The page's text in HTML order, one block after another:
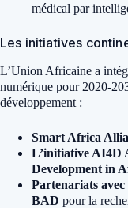
médical par
Les initiatives
L’Union Africaine a
numérique pour 2020-
développement :
Smart Africa
L’initiative AI4D
Development in
Partenariats
BAD pour la